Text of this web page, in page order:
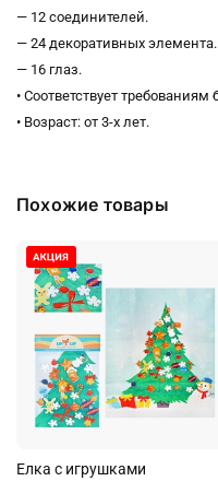
— 12 соединителей.
— 24 декоративных элемента.
— 16 глаз.
• Соответствует
• Возраст: от 3-х лет.
Похожие товары
Елка с игрушками